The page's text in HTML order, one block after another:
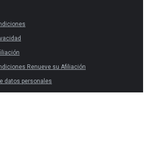
Renueve su Afiliación
datos personales